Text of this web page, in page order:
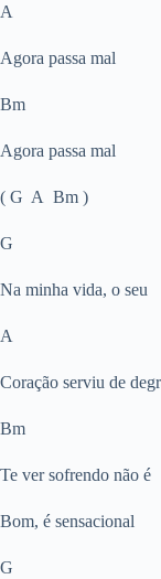
A
Agora passa mal
Bm
Agora passa mal
( G A Bm )
G
Na minha vida, o seu
A
Coração serviu de
Bm
Te ver sofrendo não é
Bom, é sensacional
G